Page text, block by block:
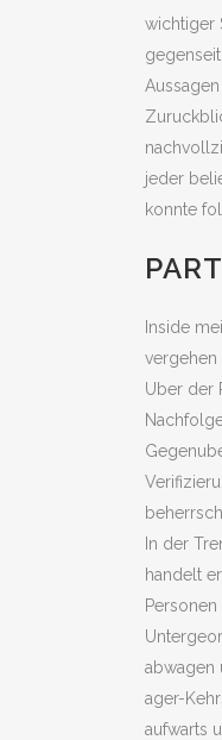
wichtiger
jeder
konnte
Inside
vergehen
Uber der
In der
handelt
abwagen
ager-
aufwarts